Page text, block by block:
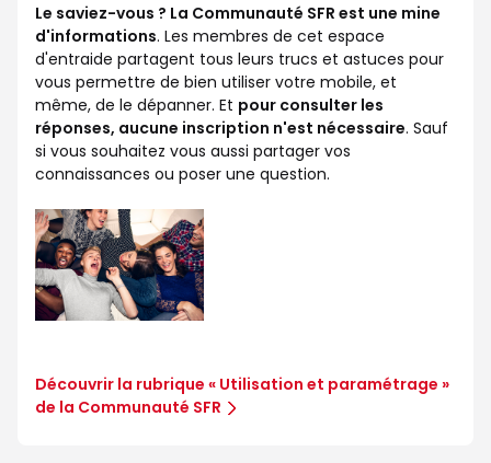
Le saviez-vous ? La Communauté SFR est une mine
d'informations. Les membres de cet espace
d'entraide partagent tous leurs trucs et astuces pour
vous permettre de bien utiliser votre mobile, et
même, de le dépanner. Et pour consulter les
réponses, aucune inscription n'est nécessaire. Sauf
si vous souhaitez vous aussi partager vos
connaissances ou poser une question.
Découvrir la rubrique « Utilisation et paramétrage »
de la Communauté SFR